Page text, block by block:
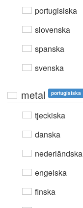
portugisiska
slovenska
spanska
svenska
metal portugisiska
tjeckiska
danska
nederländska
engelska
finska